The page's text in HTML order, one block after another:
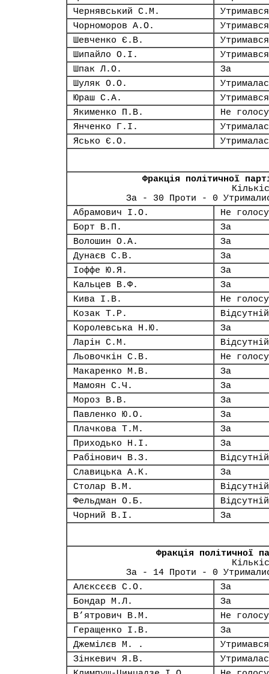
Чернявський С.М.
Утримався
Чорноморов А.О.
Утримався
Шевченко Є.В.
Утримався
Шипайло О.І.
Утримався
Шпак Л.О.
За
Шуляк О.О.
Юраш С.А.
Утримався
Якименко П.В.
Не
Янченко Г.І.
Ясько Є.О.
Фракція політичної
За - 30 Проти - 0
Абрамович І.О.
Не
Борт В.П.
За
Волошин О.А.
За
Дунаєв С.В.
За
Іоффе Ю.Я.
За
Кальцев В.Ф.
За
Кива І.В.
Не
Козак Т.Р.
Відсутній
Королевська Н.Ю.
За
Ларін С.М.
Відсутній
Льовочкін С.В.
Не
Макаренко М.В.
За
Мамоян С.Ч.
За
Мороз В.В.
За
Павленко Ю.О.
За
Плачкова Т.М.
За
Приходько Н.І.
За
Рабінович В.З.
Відсутній
Славицька А.К.
За
Столар В.М.
Відсутній
Фельдман О.Б.
Відсутній
Чорний В.І.
За
Фракція політичної
За - 14 Проти - 0
Алєксєєв С.О.
За
Бондар М.Л.
За
В’ятрович В.М.
Не
Геращенко І.В.
За
Джемілєв М. .
Утримався
Зінкевич Я.В.